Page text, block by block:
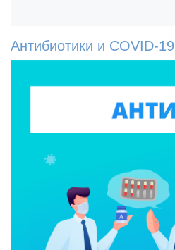
Антибиотики и COVID-19